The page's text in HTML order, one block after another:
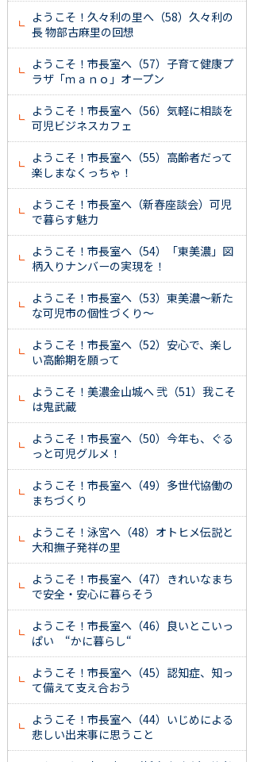
ようこそ！久々利の里へ（58）久々利の
長 物部古麻里の回想
ようこそ！市長室へ（57）子育て健康プ
ラザ「ｍａｎｏ」オープン
ようこそ！市長室へ（56）気軽に相談を
可児ビジネスカフェ
ようこそ！市長室へ（55）高齢者だって
楽しまなくっちゃ！
ようこそ！市長室へ（新春座談会）可児
で暮らす魅力
ようこそ！市長室へ（54）「東美濃」図
柄入りナンバーの実現を！
ようこそ！市長室へ（53）東美濃～新た
な可児市の個性づくり～
ようこそ！市長室へ（52）安心で、楽し
い高齢期を願って
ようこそ！美濃金山城へ 弐（51）我こそ
は鬼武蔵
ようこそ！市長室へ（50）今年も、ぐる
っと可児グルメ！
ようこそ！市長室へ（49）多世代協働の
まちづくり
ようこそ！泳宮へ（48）オトヒメ伝説と
大和撫子発祥の里
ようこそ！市長室へ（47）きれいなまち
で安全・安心に暮らそう
ようこそ！市長室へ（46）良いとこいっ
ぱい “かに暮らし“
ようこそ！市長室へ（45）認知症、知っ
て備えて支え合おう
ようこそ！市長室へ（44）いじめによる
悲しい出来事に思うこと